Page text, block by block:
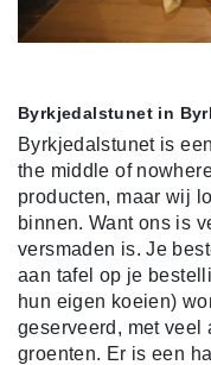
Byrkjedalstunet in
Byrkjedalstunet is
the middle of
producten, maar wij
binnen. Want ons is
versmaden is. Je
aan tafel op je
hun eigen koeien)
geserveerd, met veel
groenten. Er is een